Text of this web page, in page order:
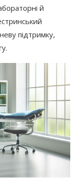
й
підтримку,